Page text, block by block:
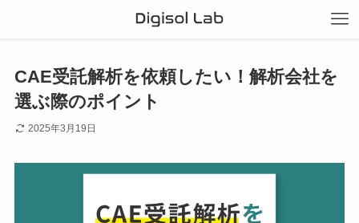
CAE受託解析を依頼したい！解析会社を
選ぶ際のポイント
2025年3月19日